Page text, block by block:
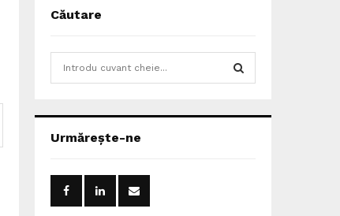
Căutare
h
o
:
Urmărește-ne